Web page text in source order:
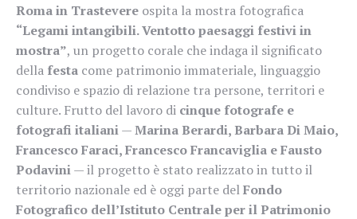
Roma in Trastevere ospita la mostra fotografica
“Legami intangibili. Ventotto paesaggi festivi in
mostra”, un progetto corale che indaga il significato
della festa come patrimonio immateriale, linguaggio
condiviso e spazio di relazione tra persone, territori e
culture. Frutto del lavoro di cinque fotografe e
fotografi italiani—Marina Berardi, Barbara Di Maio,
Francesco Faraci, Francesco Francaviglia e Fausto
Podavini— il progetto è stato realizzato in tutto il
territorio nazionale ed è oggi parte delFondo
Fotografico dell’Istituto Centrale per il Patrimonio